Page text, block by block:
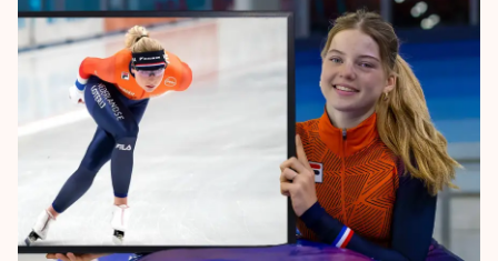
Winacties
Olympische uitslagen
Van Jong tot Goud verhalen